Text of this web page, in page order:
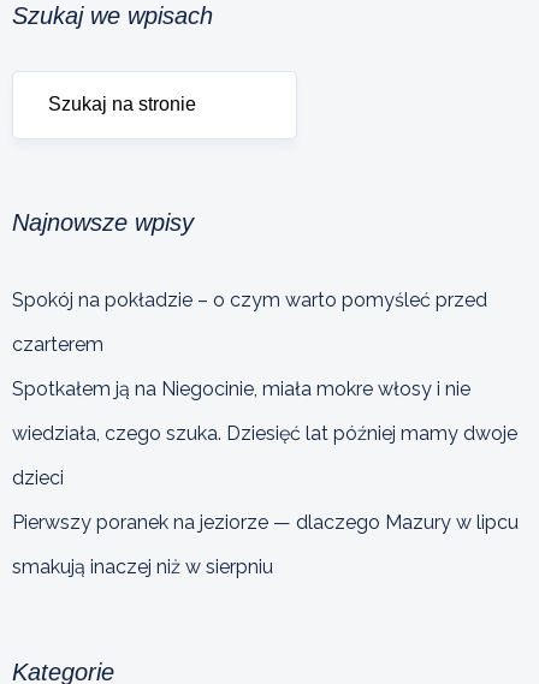
Szukaj we wpisach
Najnowsze wpisy
Spokój na pokładzie – o czym warto pomyśleć przed
czarterem
Spotkałem ją na Niegocinie, miała mokre włosy i nie
wiedziała, czego szuka. Dziesięć lat później mamy dwoje
dzieci
Pierwszy poranek na jeziorze — dlaczego Mazury w lipcu
smakują inaczej niż w sierpniu
Kategorie